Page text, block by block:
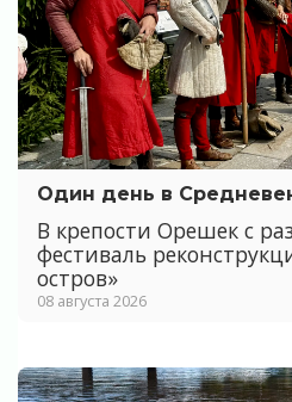
Один день в
В крепости Орешек с
фестиваль
остров»
08 августа 2026